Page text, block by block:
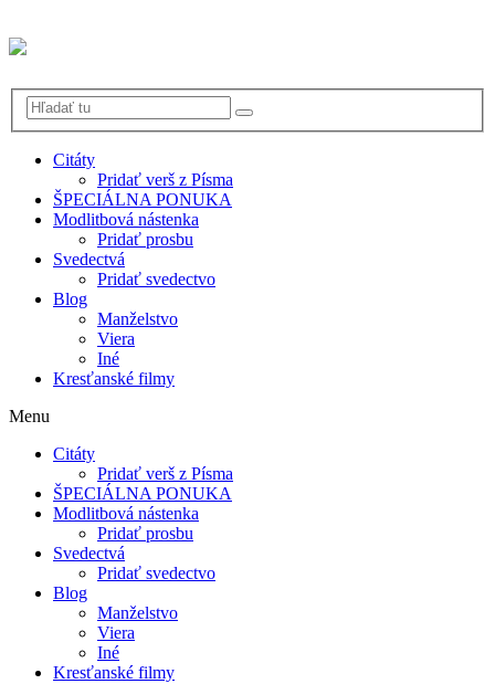
Citáty
Pridať verš z Písma
ŠPECIÁLNA PONUKA
Modlitbová nástenka
Pridať prosbu
Svedectvá
Pridať svedectvo
Blog
Manželstvo
Viera
Iné
Kresťanské filmy
Menu
Citáty
Pridať verš z Písma
ŠPECIÁLNA PONUKA
Modlitbová nástenka
Pridať prosbu
Svedectvá
Pridať svedectvo
Blog
Manželstvo
Viera
Iné
Kresťanské filmy